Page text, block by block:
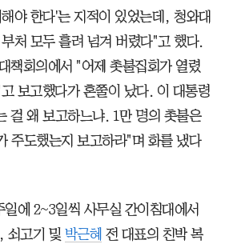
야 한다'는 지적이 있었는데, 청와대
처 모두 흘려 넘겨 버렸다"고 했다.
책회의에서 "어제 촛불집회가 열렸
보고했다가 혼쭐이 났다. 이 대통령
걸 왜 보고하느냐. 1만 명의 촛불은
주도했는지 보고하라"며 화를 냈다
에 2~3일씩 사무실 간이침대에서
쇠고기 및 박근혜 전 대표의 친박 복